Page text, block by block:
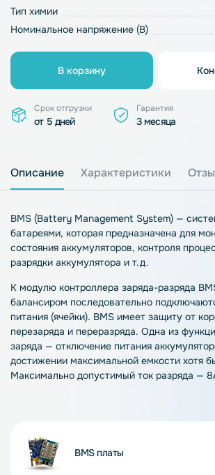
Тип химии
Номинальное напряжение (В)
В корзину
Срок отгрузки
от 5 дней
Гарантия
3 месяца
Описание Характеристики
BMS (Battery Management System) —
батареями, которая предназначена для
состояния аккумуляторов, контроля
разрядки аккумулятора и т.д.
К модулю контроллера заряда-разряда
балансиром последовательно
питания (ячейки). BMS имеет защиту от
перезаряда и переразряда. Одна из
заряда — отключение питания
достижении максимальной емкости хотя
Максимально допустимый ток разряда —
BMS платы